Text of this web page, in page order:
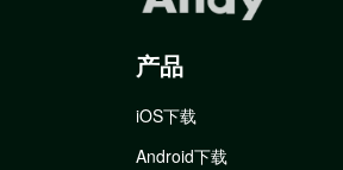
产品
iOS下载
Android下载